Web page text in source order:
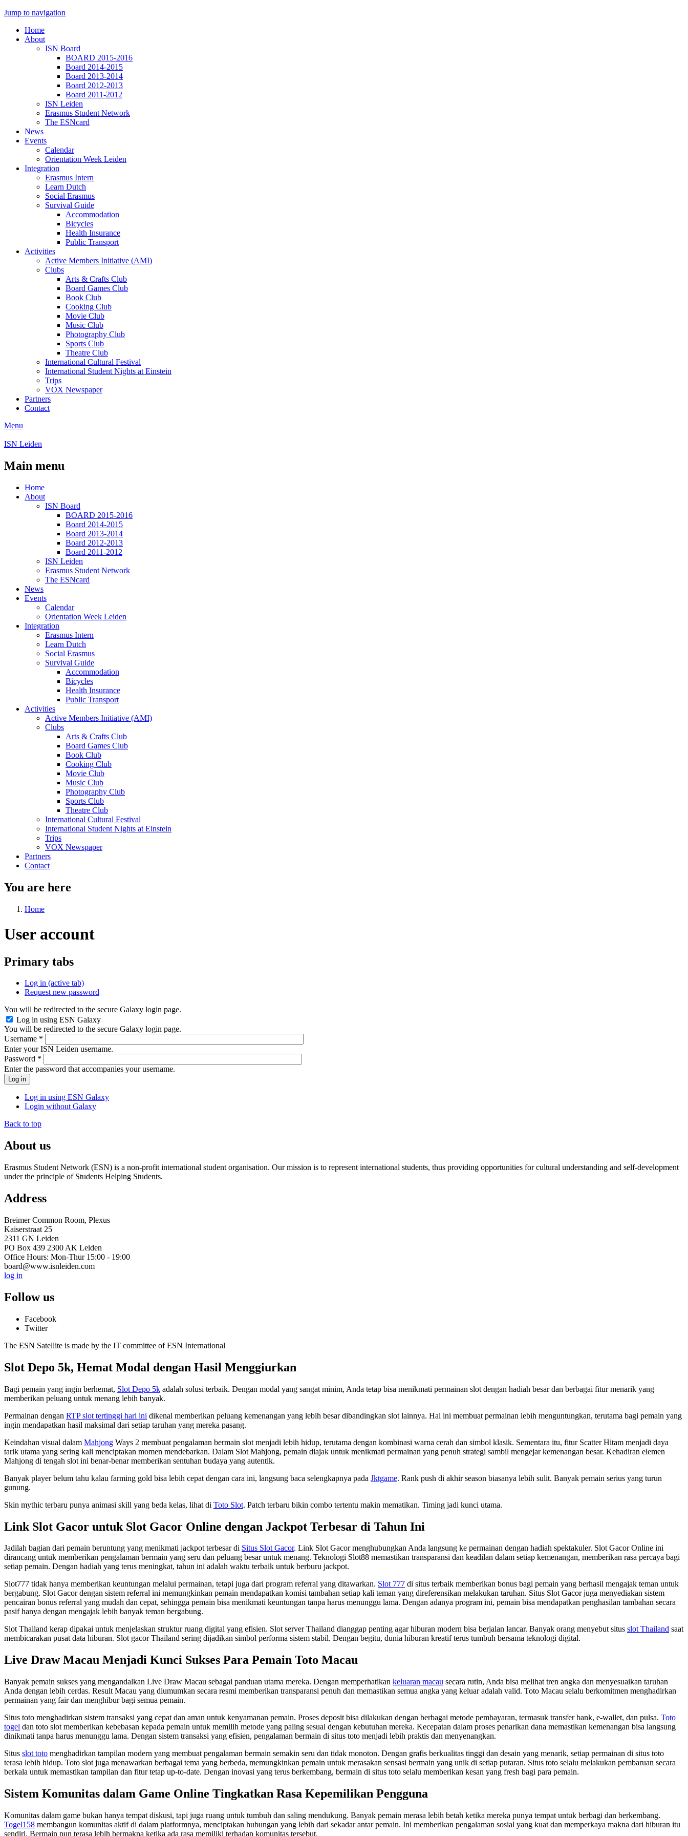
Jump to navigation
Home
About
ISN Board
BOARD 2015-2016
Board 2014-2015
Board 2013-2014
Board 2012-2013
Board 2011-2012
ISN Leiden
Erasmus Student Network
The ESNcard
News
Events
Calendar
Orientation Week Leiden
Integration
Erasmus Intern
Learn Dutch
Social Erasmus
Survival Guide
Accommodation
Bicycles
Health Insurance
Public Transport
Activities
Active Members Initiative (AMI)
Clubs
Arts & Crafts Club
Board Games Club
Book Club
Cooking Club
Movie Club
Music Club
Photography Club
Sports Club
Theatre Club
International Cultural Festival
International Student Nights at Einstein
Trips
VOX Newspaper
Partners
Contact
Menu
ISN Leiden
Main menu
Home
About
ISN Board
BOARD 2015-2016
Board 2014-2015
Board 2013-2014
Board 2012-2013
Board 2011-2012
ISN Leiden
Erasmus Student Network
The ESNcard
News
Events
Calendar
Orientation Week Leiden
Integration
Erasmus Intern
Learn Dutch
Social Erasmus
Survival Guide
Accommodation
Bicycles
Health Insurance
Public Transport
Activities
Active Members Initiative (AMI)
Clubs
Arts & Crafts Club
Board Games Club
Book Club
Cooking Club
Movie Club
Music Club
Photography Club
Sports Club
Theatre Club
International Cultural Festival
International Student Nights at Einstein
Trips
VOX Newspaper
Partners
Contact
You are here
Home
User account
Primary tabs
Log in (active tab)
Request new password
You will be redirected to the secure Galaxy login page.
Log in using ESN Galaxy
You will be redirected to the secure Galaxy login page.
Username *
Enter your ISN Leiden username.
Password *
Enter the password that accompanies your username.
Log in using ESN Galaxy
Login without Galaxy
Back to top
About us
Erasmus Student Network (ESN) is a non-profit international student organisation. Our mission is to represent international students, thus providing opportunities for cultural understanding and self-development
under the principle of Students Helping Students.
Address
Breimer Common Room, Plexus
Kaiserstraat 25
2311 GN Leiden
PO Box 439 2300 AK Leiden
Office Hours: Mon-Thur 15:00 - 19:00
board@www.isnleiden.com
log in
Follow us
Facebook
Twitter
The ESN Satellite is made by the IT committee of ESN International
Slot Depo 5k, Hemat Modal dengan Hasil Menggiurkan
Bagi pemain yang ingin berhemat, Slot Depo 5k adalah solusi terbaik. Dengan modal yang sangat minim, Anda tetap bisa menikmati permainan slot dengan hadiah besar dan berbagai fitur menarik yang
memberikan peluang untuk menang lebih banyak.
Permainan dengan RTP slot tertinggi hari ini dikenal memberikan peluang kemenangan yang lebih besar dibandingkan slot lainnya. Hal ini membuat permainan lebih menguntungkan, terutama bagi pemain yang
ingin mendapatkan hasil maksimal dari setiap taruhan yang mereka pasang.
Keindahan visual dalam Mahjong Ways 2 membuat pengalaman bermain slot menjadi lebih hidup, terutama dengan kombinasi warna cerah dan simbol klasik. Sementara itu, fitur Scatter Hitam menjadi daya
tarik utama yang sering kali menciptakan momen mendebarkan. Dalam Slot Mahjong, pemain diajak untuk menikmati permainan yang penuh strategi sambil mengejar kemenangan besar. Kehadiran elemen
Mahjong di tengah slot ini benar-benar memberikan sentuhan budaya yang autentik.
Banyak player belum tahu kalau farming gold bisa lebih cepat dengan cara ini, langsung baca selengkapnya pada Jktgame. Rank push di akhir season biasanya lebih sulit. Banyak pemain serius yang turun
gunung.
Skin mythic terbaru punya animasi skill yang beda kelas, lihat di Toto Slot. Patch terbaru bikin combo tertentu makin mematikan. Timing jadi kunci utama.
Link Slot Gacor untuk Slot Gacor Online dengan Jackpot Terbesar di Tahun Ini
Jadilah bagian dari pemain beruntung yang menikmati jackpot terbesar di Situs Slot Gacor. Link Slot Gacor menghubungkan Anda langsung ke permainan dengan hadiah spektakuler. Slot Gacor Online ini
dirancang untuk memberikan pengalaman bermain yang seru dan peluang besar untuk menang. Teknologi Slot88 memastikan transparansi dan keadilan dalam setiap kemenangan, memberikan rasa percaya bagi
setiap pemain. Dengan hadiah yang terus meningkat, tahun ini adalah waktu terbaik untuk berburu jackpot.
Slot777 tidak hanya memberikan keuntungan melalui permainan, tetapi juga dari program referral yang ditawarkan. Slot 777 di situs terbaik memberikan bonus bagi pemain yang berhasil mengajak teman untuk
bergabung. Slot Gacor dengan sistem referral ini memungkinkan pemain mendapatkan komisi tambahan setiap kali teman yang direferensikan melakukan taruhan. Situs Slot Gacor juga menyediakan sistem
pencairan bonus referral yang mudah dan cepat, sehingga pemain bisa menikmati keuntungan tanpa harus menunggu lama. Dengan adanya program ini, pemain bisa mendapatkan penghasilan tambahan secara
pasif hanya dengan mengajak lebih banyak teman bergabung.
Slot Thailand kerap dipakai untuk menjelaskan struktur ruang digital yang efisien. Slot server Thailand dianggap penting agar hiburan modern bisa berjalan lancar. Banyak orang menyebut situs slot Thailand saat
membicarakan pusat data hiburan. Slot gacor Thailand sering dijadikan simbol performa sistem stabil. Dengan begitu, dunia hiburan kreatif terus tumbuh bersama teknologi digital.
Live Draw Macau Menjadi Kunci Sukses Para Pemain Toto Macau
Banyak pemain sukses yang mengandalkan Live Draw Macau sebagai panduan utama mereka. Dengan memperhatikan keluaran macau secara rutin, Anda bisa melihat tren angka dan menyesuaikan taruhan
Anda dengan lebih cerdas. Result Macau yang diumumkan secara resmi memberikan transparansi penuh dan memastikan semua angka yang keluar adalah valid. Toto Macau selalu berkomitmen menghadirkan
permainan yang fair dan menghibur bagi semua pemain.
Situs toto menghadirkan sistem transaksi yang cepat dan aman untuk kenyamanan pemain. Proses deposit bisa dilakukan dengan berbagai metode pembayaran, termasuk transfer bank, e-wallet, dan pulsa. Toto
togel dan toto slot memberikan kebebasan kepada pemain untuk memilih metode yang paling sesuai dengan kebutuhan mereka. Kecepatan dalam proses penarikan dana memastikan kemenangan bisa langsung
dinikmati tanpa harus menunggu lama. Dengan sistem transaksi yang efisien, pengalaman bermain di situs toto menjadi lebih praktis dan menyenangkan.
Situs slot toto menghadirkan tampilan modern yang membuat pengalaman bermain semakin seru dan tidak monoton. Dengan grafis berkualitas tinggi dan desain yang menarik, setiap permainan di situs toto
terasa lebih hidup. Toto slot juga menawarkan berbagai tema yang berbeda, memungkinkan pemain untuk merasakan sensasi bermain yang unik di setiap putaran. Situs toto selalu melakukan pembaruan secara
berkala untuk memastikan tampilan dan fitur tetap up-to-date. Dengan inovasi yang terus berkembang, bermain di situs toto selalu memberikan kesan yang fresh bagi para pemain.
Sistem Komunitas dalam Game Online Tingkatkan Rasa Kepemilikan Pengguna
Komunitas dalam game bukan hanya tempat diskusi, tapi juga ruang untuk tumbuh dan saling mendukung. Banyak pemain merasa lebih betah ketika mereka punya tempat untuk berbagi dan berkembang.
Togel158 membangun komunitas aktif di dalam platformnya, menciptakan hubungan yang lebih dari sekadar antar pemain. Ini memberikan pengalaman sosial yang kuat dan memperkaya makna dari hiburan itu
sendiri. Bermain pun terasa lebih bermakna ketika ada rasa memiliki terhadap komunitas tersebut.